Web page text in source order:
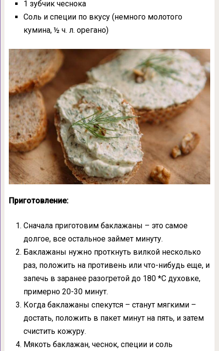
1 зубчик чеснока
Соль и специи по вкусу (немного молотого
кумина, ½ ч. л. орегано)
Приготовление:
Сначала приготовим баклажаны – это самое
долгое, все остальное займет минуту.
Баклажаны нужно проткнуть вилкой несколько
раз, положить на противень или что-нибудь еще, и
запечь в заранее разогретой до 180 *С духовке,
примерно 20-30 минут.
Когда баклажаны спекутся – станут мягкими –
достать, положить в пакет минут на пять, и затем
счистить кожуру.
Мякоть баклажан, чеснок, специи и соль